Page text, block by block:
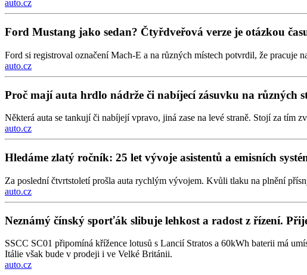
auto.cz
Ford Mustang jako sedan? Čtyřdveřová verze je otázkou
Ford si registroval označení Mach-E a na různých místech potvrdil, že pracuje
auto.cz
Proč mají auta hrdlo nádrže či nabíjecí zásuvku na různých
Některá auta se tankují či nabíjejí vpravo, jiná zase na levé straně. Stojí za tím
auto.cz
Hledáme zlatý ročník: 25 let vývoje asistentů a emisních
Za poslední čtvrtstoletí prošla auta rychlým vývojem. Kvůli tlaku na plnění
auto.cz
Neznámý čínský sporťák slibuje lehkost a radost z řízení.
SSCC SC01 připomíná křížence lotusů s Lancií Stratos a 60kWh baterii má
Itálie však bude v prodeji i ve Velké Británii.
auto.cz